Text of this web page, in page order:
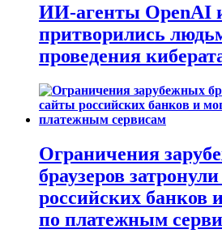
ИИ-агенты OpenAI
притворились
проведения
Ограничения
браузеров
российских банков
по платежным